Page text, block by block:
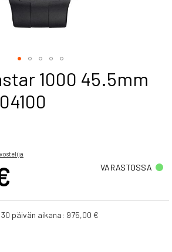
1000 45.5mm
VARASTOSSA
päivän aikana: 975,00 €